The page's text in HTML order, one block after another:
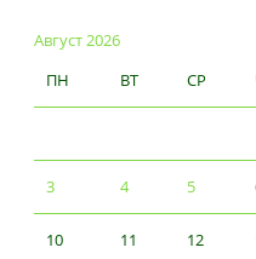
Август 2026
ПН
ВТ СР
3 4 5
10 11 12